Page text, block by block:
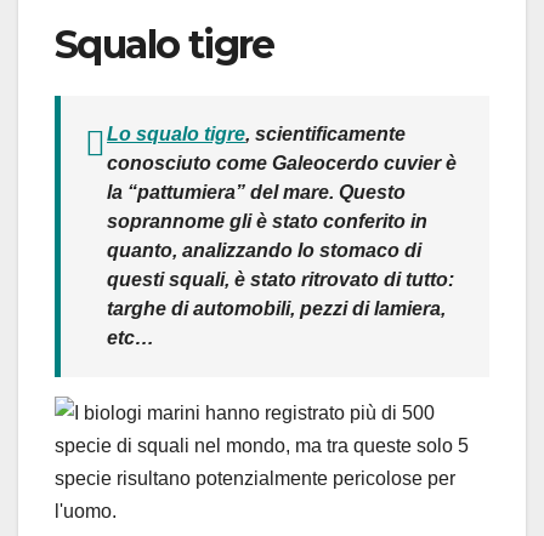
Squalo tigre
Lo squalo tigre, scientificamente
conosciuto come Galeocerdo cuvierè
la “pattumiera” del mare. Questo
soprannome gli è stato conferito in
quanto, analizzando lo stomaco di
questi squali, è stato ritrovato di tutto:
targhe di automobili, pezzi di lamiera,
etc…